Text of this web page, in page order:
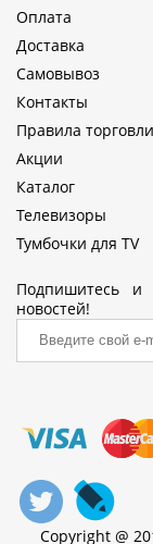
Оплата
Доставка
Самовывоз
Контакты
Правила торговли
Акции
Каталог
Телевизоры
Тумбочки для TV
Подпишитесь и
новостей!
Copyright @